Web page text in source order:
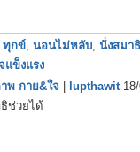
ทุกข์, นอนไม่หลับ, นั่งสมาธิ
แข็งแรง
พ กาย&ใจ lupthawit18/
ช่วยได้